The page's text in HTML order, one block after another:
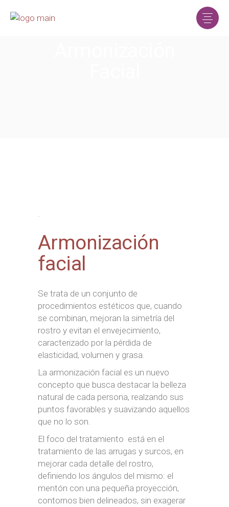
.
Armonización
facial
Se trata de un conjunto de
procedimientos estéticos que, cuando
se combinan, mejoran la simetría del
rostro y evitan el envejecimiento,
caracterizado por la pérdida de
elasticidad, volumen y grasa.
La armonización facial es un nuevo
concepto que busca destacar la belleza
natural de cada persona, realzando sus
puntos favorables y suavizando aquellos
que no lo son.
El foco del tratamiento está en el
tratamiento de las arrugas y surcos, en
mejorar cada detalle del rostro,
definiendo los ángulos del mismo: el
mentón con una pequeña proyección,
contornos bien delineados, sin exagerar